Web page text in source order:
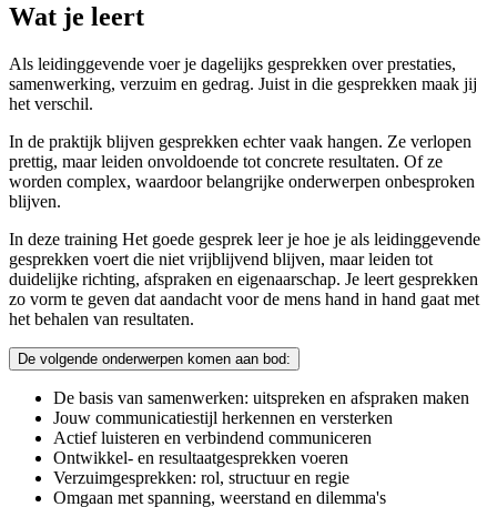
Wat je leert
Als leidinggevende voer je dagelijks gesprekken over prestaties,
samenwerking, verzuim en gedrag. Juist in die gesprekken maak jij
het verschil.
In de praktijk blijven gesprekken echter vaak hangen. Ze verlopen
prettig, maar leiden onvoldoende tot concrete resultaten. Of ze
worden complex, waardoor belangrijke onderwerpen onbesproken
blijven.
In deze training Het goede gesprek leer je hoe je als leidinggevende
gesprekken voert die niet vrijblijvend blijven, maar leiden tot
duidelijke richting, afspraken en eigenaarschap. Je leert gesprekken
zo vorm te geven dat aandacht voor de mens hand in hand gaat met
het behalen van resultaten.
De volgende onderwerpen komen aan bod:
De basis van samenwerken: uitspreken en afspraken maken
Jouw communicatiestijl herkennen en versterken
Actief luisteren en verbindend communiceren
Ontwikkel- en resultaatgesprekken voeren
Verzuimgesprekken: rol, structuur en regie
Omgaan met spanning, weerstand en dilemma's